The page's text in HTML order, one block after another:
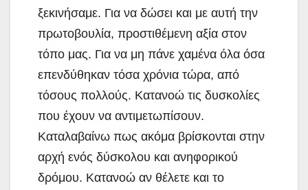
ξεκινήσαμε. Για να δώσει και με αυτή την
πρωτοβουλία, προστιθέμενη αξία στον
τόπο μας. Για να μη πάνε χαμένα όλα όσα
επενδύθηκαν τόσα χρόνια τώρα, από
τόσους πολλούς. Κατανοώ τις δυσκολίες
που έχουν να αντιμετωπίσουν.
Καταλαβαίνω πως ακόμα βρίσκονται στην
αρχή ενός δύσκολου και ανηφορικού
δρόμου. Κατανοώ αν θέλετε και το